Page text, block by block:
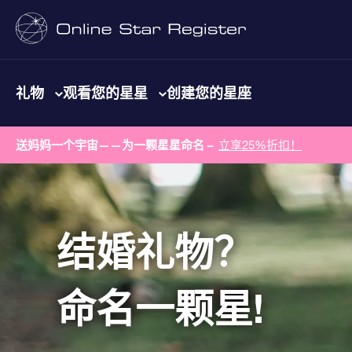
礼物 观看您的星星 创建您的星座
送妈妈一个宇宙——为一颗星星命名 – 立享25%折扣！
结婚礼物？
命名一颗星!